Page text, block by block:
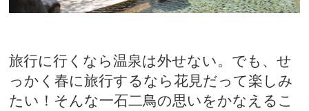
旅行に行くなら温泉は外せない。でも、せ
っかく春に旅行するなら花見だって楽しみ
たい！そんな一石二鳥の思いをかなえるこ